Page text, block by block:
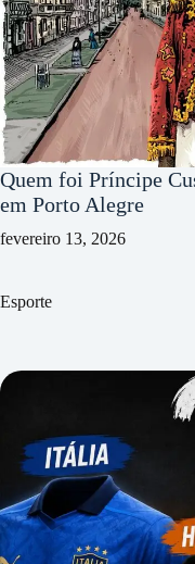
Quem foi Príncipe
em Porto Alegre
fevereiro 13, 2026
Esporte